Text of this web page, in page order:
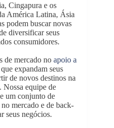
Cingapura e os
América Latina, Ásia
podem buscar novas
diversificar seus
consumidores.
de mercado no apoio a
expandam seus
de novos destinos na
Nossa equipe de
um conjunto de
mercado e de back-
seus negócios.